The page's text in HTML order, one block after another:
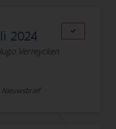
2024
Verreycken
Nieuwsbrief